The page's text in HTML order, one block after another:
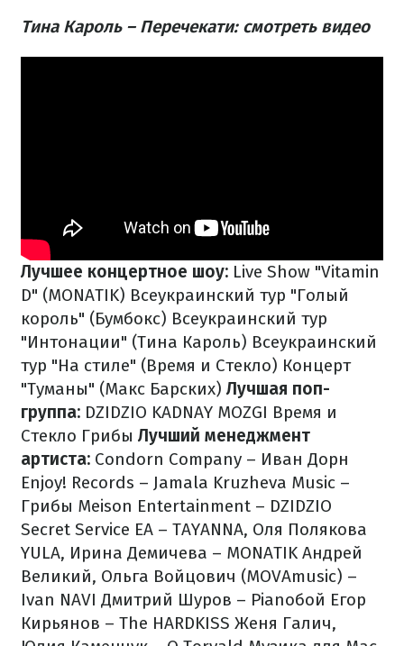
Тина Кароль – Перечекати: смотреть видео
Лучшее концертное шоу: Live Show "Vitamin
D" (MONATIK) Всеукраинский тур "Голый
король" (Бумбокс) Всеукраинский тур
"Интонации" (Тина Кароль) Всеукраинский
тур "На стиле" (Время и Стекло) Концерт
"Туманы" (Макс Барских) Лучшая поп-
группа: DZIDZIO KADNAY MOZGI Время и
Стекло Грибы Лучший менеджмент
артиста: Condorn Company – Иван Дорн
Enjoy! Records – Jamala Kruzheva Music –
Грибы Meison Entertainment – DZIDZIO
Secret Service EA – TAYANNA, Оля Полякова
YULA, Ирина Демичева – MONATIK Андрей
Великий, Ольга Войцович (MOVAmusic) –
Ivan NAVI Дмитрий Шуров – Pianoбой Егор
Кирьянов – The HARDKISS Женя Галич,